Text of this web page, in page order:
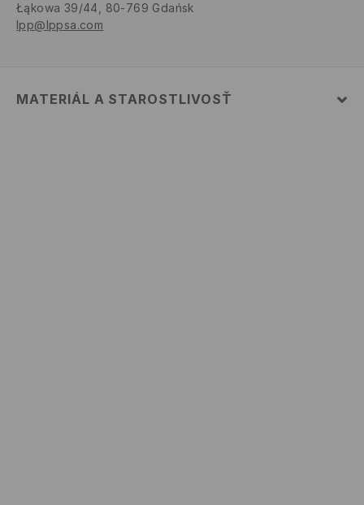
Łąkowa 39/44, 80-769 Gdańsk
lpp@lppsa.com
MATERIÁL A STAROSTLIVOSŤ